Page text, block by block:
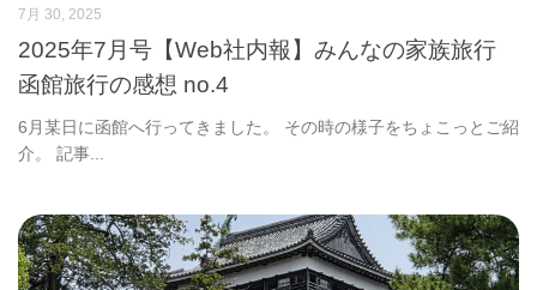
7月 30, 2025
2025年7月号【Web社内報】みんなの家族旅行
函館旅行の感想 no.4
6月某日に函館へ行ってきました。 その時の様子をちょこっとご紹
介。 記事...